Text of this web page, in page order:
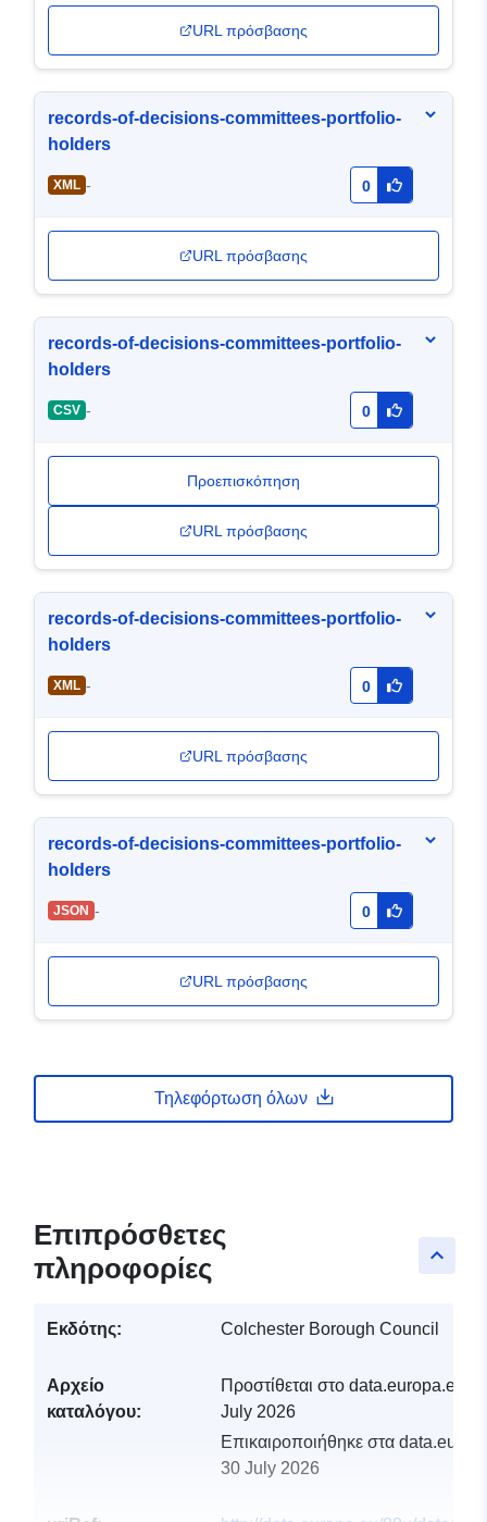
URL πρόσβασης
records-of-decisions-committees-portfolio-
holders
XML - 0
URL πρόσβασης
records-of-decisions-committees-portfolio-
holders
CSV - 0
Προεπισκόπηση
URL πρόσβασης
records-of-decisions-committees-portfolio-
holders
XML - 0
URL πρόσβασης
records-of-decisions-committees-portfolio-
holders
JSON - 0
URL πρόσβασης
Τηλεφόρτωση όλων
keyboard_arrow_up
Επιπρόσθετες
πληροφορίες
Εκδότης: Colchester Borough Council
Αρχείο
καταλόγου:
Προστίθεται στο data.europa.eu:
July 2026
Επικαιροποιήθηκε στα
30 July 2026